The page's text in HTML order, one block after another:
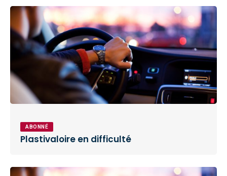
ABONNÉ
Plastivaloire en difficulté